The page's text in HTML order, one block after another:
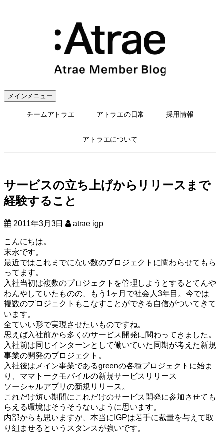
ッ
プ
メインメニュー
チームアトラエ アトラエの日常 採用情報
アトラエについて
サービスの立ち上げからリリースまで
経験すること
2011年3月3日 atrae igp
こんにちは。
末永です。
最近ではこれまでにない数のプロジェクトに関わらせてもら
ってます。
入社当初は複数のプロジェクトを管理しようとするとてんや
わんやしていたものの、もう1ヶ月で社会人3年目。今では
複数のプロジェクトもこなすことができる自信がついてきて
います。
全ていい形で実現させたいものですね。
思えば入社前から多くのサービス開発に関わってきました。
入社前は同じインターンとして働いていた同期が考えた新規
事業の開発のプロジェクト。
入社後はメイン事業であるgreenの各種プロジェクトに始ま
り、ママトークモバイルの新規サービスリリース
ソーシャルアプリの新規リリース。
これだけ短い期間にこれだけのサービス開発に参加させても
らえる環境はそうそうないように思います。
内部からも思いますが、本当にIGPは若手に裁量を与えて取
り組ませるというスタンスが強いです。